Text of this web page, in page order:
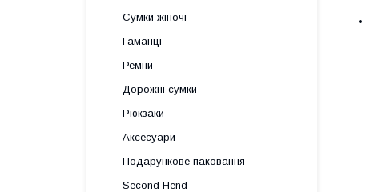
Сумки жіночі
Гаманці
Ремни
Дорожні сумки
Рюкзаки
Аксесуари
Подарункове паковання
Second Hend